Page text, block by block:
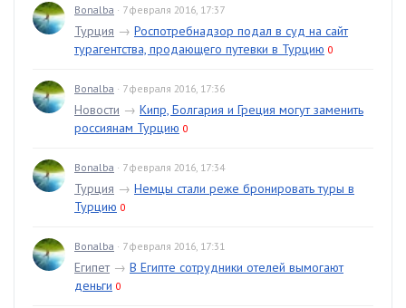
Bonalba · 7 февраля 2016, 17:37
Турция → Роспотребнадзор подал в суд на сайт
турагентства, продающего путевки в Турцию 0
Bonalba · 7 февраля 2016, 17:36
Новости → Кипр, Болгария и Греция могут заменить
россиянам Турцию 0
Bonalba · 7 февраля 2016, 17:34
Турция → Немцы стали реже бронировать туры в
Турцию 0
Bonalba · 7 февраля 2016, 17:31
Египет→ В Египте сотрудники отелей вымогают
деньги 0